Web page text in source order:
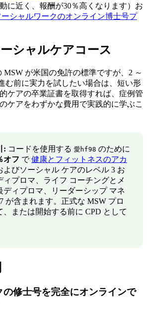
に近く、報酬が30％高くなります）お
シャルワークのオンライン博士号プ
シャルケアコース
MSW が米国の免許の標準ですが、2 ～
む前に実力を試したい場合は、短い形
ケアの卒業証書を取得すれば、症例管
ケアをわずかな費用で実践的に学ぶこ
: コードを使用する 愛hf98 のために
オフ で健康とフィットネスのアカ
よびソーシャル ケアのレベル 3 お
ィプロマ、ライフ コーチングとメ
ディプロマ、リーダーシップ マネ
が含まれます。正式な MSW プロ
、または開始する前に CPD として
の修士号を完全にオンラインで